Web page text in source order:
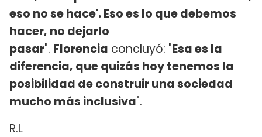
eso no se hace'. Eso es lo que debemos
hacer, no dejarlo
pasar". Florencia concluyó: "Esa es la
diferencia, que quizás hoy tenemos la
posibilidad de construir una sociedad
mucho más inclusiva".
R.L